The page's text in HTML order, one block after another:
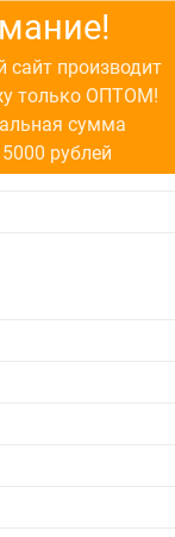
сайт производит
только ОПТОМ!
сумма
рублей